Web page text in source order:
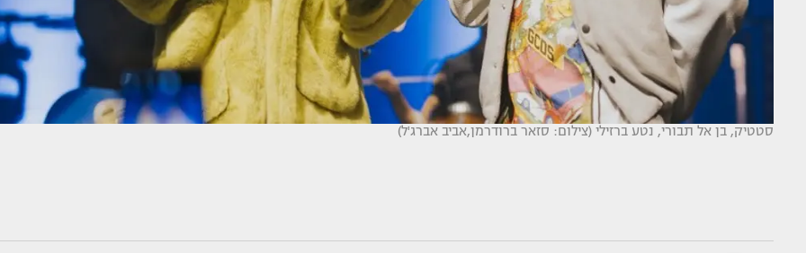
סטטיק, בן אל תבורי, נטע ברזילי (צילום: סזאר ברודרמן,אביב אברג'ל)